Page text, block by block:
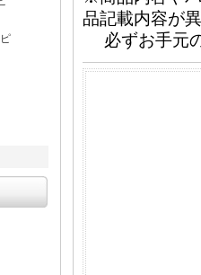
品記載内容が
必ずお手元